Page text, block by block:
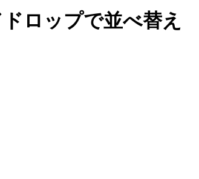
ロップで並べ替え